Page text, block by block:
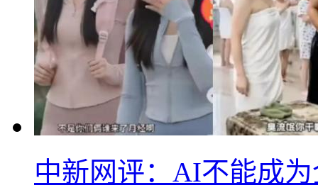
中新网评：AI不能成